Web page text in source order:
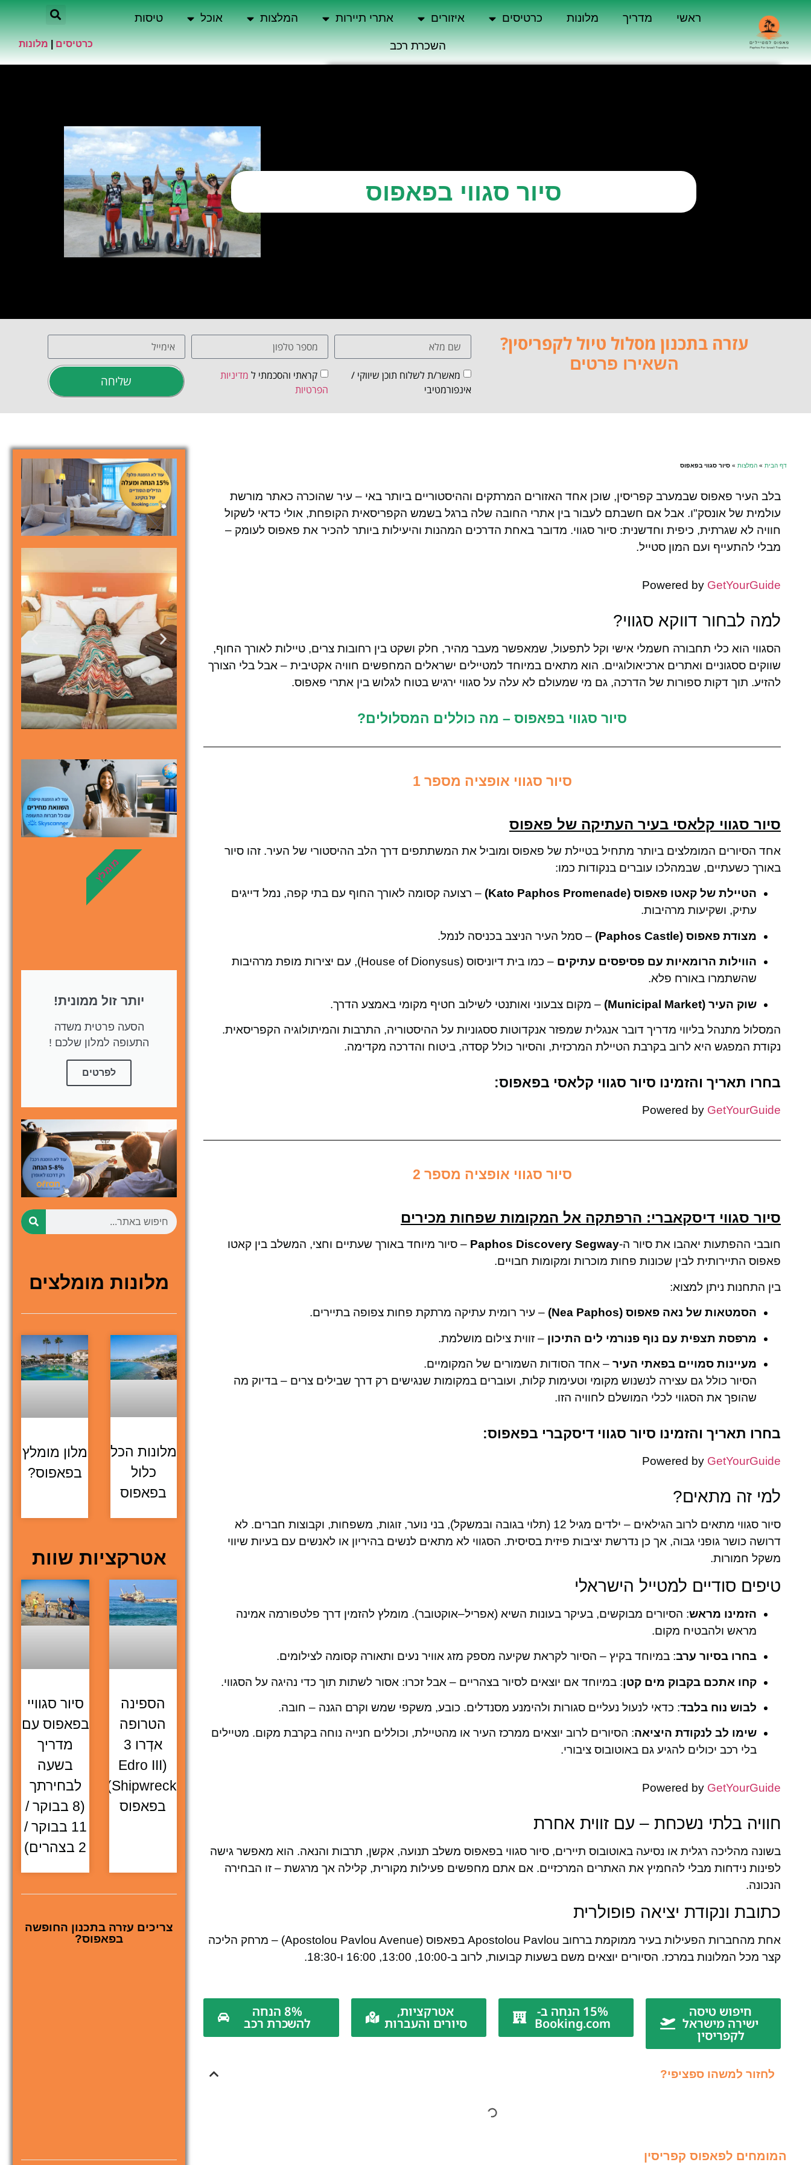
ראשי מדריך מלונות כרטיסים איזורים אתרי תיירות המלצות אוכל טיסות
השכרת רכב כרטיסים מלונות
סיור סגווי בפאפוס
עזרה בתכנון מסלול טיול לקפריסין?
השאירו פרטים
מאשר/ת לשלוח תוכן שיווקי /
אינפורמטיבי
קראתי והסכמתי ל מדיניות
הפרטיות
שליחה
דף הבית » המלצות » סיור סגווי בפאפוס
בלב העיר פאפוס שבמערב קפריסין, שוכן אחד האזורים המרתקים וההיסטוריים ביותר באי – עיר שהוכרה כאתר מורשת
עולמית של אונסק"ו. אבל אם חשבתם לעבור בין אתרי החובה שלה ברגל בשמש הקפריסאית הקופחת, אולי כדאי לשקול
חוויה לא שגרתית, כיפית וחדשנית: סיור סגווי. מדובר באחת הדרכים המהנות והיעילות ביותר להכיר את פאפוס לעומק –
מבלי להתעייף ועם המון סטייל.
Powered by GetYourGuide
למה לבחור דווקא סגווי?
הסגווי הוא כלי תחבורה חשמלי אישי וקל לתפעול, שמאפשר מעבר מהיר, חלק ושקט בין רחובות צרים, טיילות לאורך החוף,
שווקים ססגוניים ואתרים ארכיאולוגיים. הוא מתאים במיוחד למטיילים ישראלים המחפשים חוויה אקטיבית – אבל בלי הצורך
להזיע. תוך דקות ספורות של הדרכה, גם מי שמעולם לא עלה על סגווי ירגיש בטוח לגלוש בין אתרי פאפוס.
סיור סגווי בפאפוס – מה כוללים המסלולים?
סיור סגווי אופציה מספר 1
סיור סגווי קלאסי בעיר העתיקה של פאפוס
אחד הסיורים המומלצים ביותר מתחיל בטיילת של פאפוס ומוביל את המשתתפים דרך הלב ההיסטורי של העיר. זהו סיור
באורך כשעתיים, שבמהלכו עוברים בנקודות כמו:
הטיילת של קאטו פאפוס (Kato Paphos Promenade)
– רצועה קסומה לאורך החוף עם בתי קפה, נמל דייגים
עתיק, ושקיעות מרהיבות.
מצודת פאפוס (Paphos Castle) – סמל העיר הניצב בכניסה לנמל.
הווילות הרומאיות עם פסיפסים עתיקים
– כמו בית דיוניסוס (House of Dionysus), עם יצירות מופת מרהיבות
שהשתמרו באורח פלא.
שוק העיר (Municipal Market) – מקום צבעוני ואותנטי לשילוב חטיף מקומי באמצע הדרך.
המסלול מתנהל בליווי מדריך דובר אנגלית שמפזר אנקדוטות ססגוניות על ההיסטוריה, התרבות והמיתולוגיה הקפריסאית.
נקודת המפגש היא לרוב בקרבת הטיילת המרכזית, והסיור כולל קסדה, ביטוח והדרכה מקדימה.
בחרו תאריך והזמינו סיור סגווי קלאסי בפאפוס:
Powered by GetYourGuide
סיור סגווי אופציה מספר 2
סיור סגווי דיסקאברי: הרפתקה אל המקומות שפחות מכירים
חובבי ההפתעות יאהבו את סיור ה-Paphos Discovery Segway – סיור מיוחד באורך שעתיים וחצי, המשלב בין קאטו
פאפוס התיירותית לבין שכונות פחות מוכרות ומקומות חבויים.
בין התחנות ניתן למצוא:
הסמטאות של נאה פאפוס (Nea Paphos) – עיר רומית עתיקה מרתקת פחות צפופה בתיירים.
מרפסת תצפית עם נוף פנורמי לים התיכון – זווית צילום מושלמת.
מעיינות סמויים בפאתי העיר – אחד הסודות השמורים של המקומיים.
הסיור כולל גם עצירה לנשנוש מקומי וטעימות קלות, ועוברים במקומות שנגישים רק דרך שבילים צרים – בדיוק מה
שהופך את הסגווי לכלי המושלם לחוויה הזו.
בחרו תאריך והזמינו סיור סגווי דיסקברי בפאפוס:
Powered by GetYourGuide
למי זה מתאים?
סיור סגווי מתאים לרוב הגילאים – ילדים מגיל 12 (תלוי בגובה ובמשקל), בני נוער, זוגות, משפחות, וקבוצות חברים. לא
דרושה כושר גופני גבוה, אך כן נדרשת יציבות פיזית בסיסית. הסגווי לא מתאים לנשים בהיריון או לאנשים עם בעיות שיווי
משקל חמורות.
טיפים סודיים למטייל הישראלי
הזמינו מראש: הסיורים מבוקשים, בעיקר בעונות השיא (אפריל–אוקטובר). מומלץ להזמין דרך פלטפורמה אמינה
מראש ולהבטיח מקום.
בחרו בסיור ערב: במיוחד בקיץ – הסיור לקראת שקיעה מספק מזג אוויר נעים ותאורה קסומה לצילומים.
קחו אתכם בקבוק מים קטן: במיוחד אם יוצאים לסיור בצהריים – אבל זכרו: אסור לשתות תוך כדי נהיגה על הסגווי.
לבוש נוח בלבד: כדאי לנעול נעליים סגורות ולהימנע מסנדלים. כובע, משקפי שמש וקרם הגנה – חובה.
שימו לב לנקודת היציאה: הסיורים לרוב יוצאים ממרכז העיר או מהטיילת, וכוללים חנייה נוחה בקרבת מקום. מטיילים
בלי רכב יכולים להגיע גם באוטובוס ציבורי.
Powered by GetYourGuide
חוויה בלתי נשכחת – עם זווית אחרת
בשונה מהליכה רגלית או נסיעה באוטובוס תיירים, סיור סגווי בפאפוס משלב תנועה, אקשן, תרבות והנאה. הוא מאפשר גישה
לפינות נידחות מבלי להחמיץ את האתרים המרכזיים. אם אתם מחפשים פעילות מקורית, קלילה אך מרגשת – זו הבחירה
הנכונה.
כתובת ונקודת יציאה פופולרית
אחת מהחברות הפעילות בעיר ממוקמת ברחוב Apostolou Pavlou בפאפוס (Apostolou Pavlou Avenue) – מרחק הליכה
קצר מכל המלונות במרכז. הסיורים יוצאים משם בשעות קבועות, לרוב ב-10:00, 13:00, 16:00 ו-18:30.
חיפוש טיסה
ישירה מישראל
לקפריסין
15% הנחה ב-
Booking.com
אטרקציות,
סיורים והעברות
8% הנחה
להשכרת רכב
לחזור למשהו ספציפי?
המומחים לפאפוס קפריסין
מלונות
מציאת מלון
מומלץ?
לחצו
יותר זול ממונית!
הסעה פרטית משדה
התעופה למלון שלכם !
לפרטים
מומלץ
מלונות מומלצים
מלונות הכל
כלול
בפאפוס
מלון מומלץ
בפאפוס?
אטרקציות שוות
הספינה
הטרופה
אדְרו 3
(Edro III
Shipwreck)
בפאפוס
סיור סגוויי
בפאפוס עם
מדריך
בשעה
לבחירתך
(8 בבוקר /
11 בבוקר /
2 בצהרים)
צריכים עזרה בתכנון החופשה
בפאפוס?